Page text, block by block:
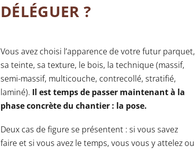
DÉLÉGUER ?
Vous avez choisi l’apparence de votre futur parquet,
sa teinte, sa texture, le bois, la technique (massif,
semi-massif, multicouche, contrecollé, stratifié,
laminé). Il est temps de passer maintenant à la
phase concrète du chantier : la pose.
Deux cas de figure se présentent : si vous savez
faire et si vous avez le temps, vous vous y attelez ou